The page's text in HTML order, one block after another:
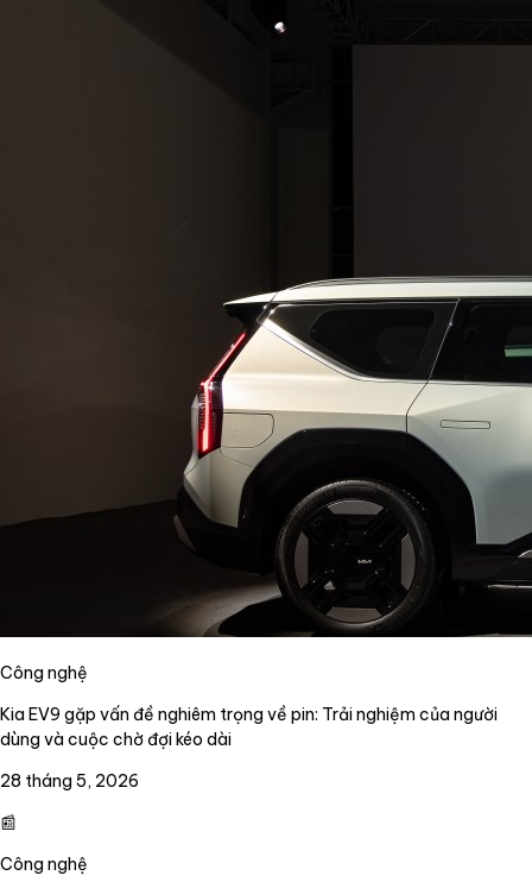
Công nghệ
Kia EV9 gặp vấn đề nghiêm trọng về pin: Trải nghiệm của người
dùng và cuộc chờ đợi kéo dài
28 tháng 5, 2026
📰
Công nghệ